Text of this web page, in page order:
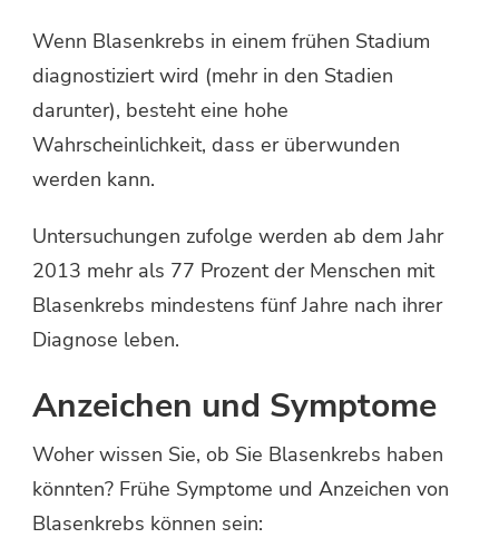
Wenn Blasenkrebs in einem frühen Stadium
diagnostiziert wird (mehr in den Stadien
darunter), besteht eine hohe
Wahrscheinlichkeit, dass er überwunden
werden kann.
Untersuchungen zufolge werden ab dem Jahr
2013 mehr als 77 Prozent der Menschen mit
Blasenkrebs mindestens fünf Jahre nach ihrer
Diagnose leben.
Anzeichen und Symptome
Woher wissen Sie, ob Sie Blasenkrebs haben
könnten? Frühe Symptome und Anzeichen von
Blasenkrebs können sein: